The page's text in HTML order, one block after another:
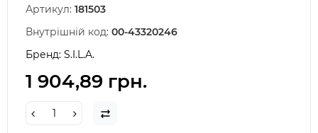
Артикул: 181503
Внутрішній код: 00-43320246
Бренд: S.I.L.A.
1 904,89 грн.